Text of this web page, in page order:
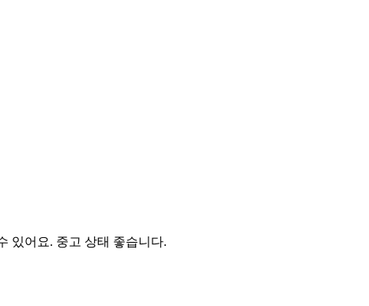
있어요. 중고 상태 좋습니다.